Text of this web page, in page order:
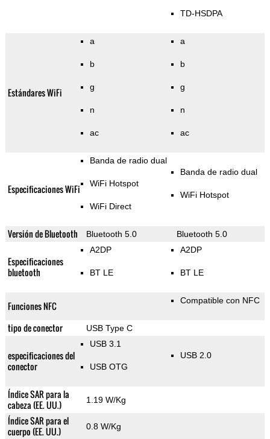
TD-HSDPA
Estándares WiFi
a
b
g
n
ac
a
b
g
n
ac
Especificaciones WiFi
Banda de radio dual
WiFi Hotspot
WiFi Direct
Banda de radio dual
WiFi Hotspot
Versión de Bluetooth Bluetooth 5.0 Bluetooth 5.0
Especificaciones
bluetooth
A2DP
BT LE
A2DP
BT LE
Funciones NFC Compatible con NFC
tipo de conector USB Type C
especificaciones del
conector
USB 3.1
USB OTG
USB 2.0
Índice SAR para la
cabeza (EE. UU.)
1.19 W/Kg
Índice SAR para el
cuerpo (EE. UU.)
0.8 W/Kg